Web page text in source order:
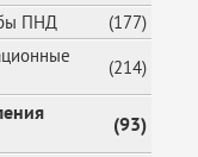
ПНД
(177)
(214)
(93)